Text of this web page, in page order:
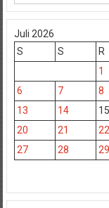
Juli 2026
S
S R
1
6
7 8
13
14 15
20
21 22
27
28 29